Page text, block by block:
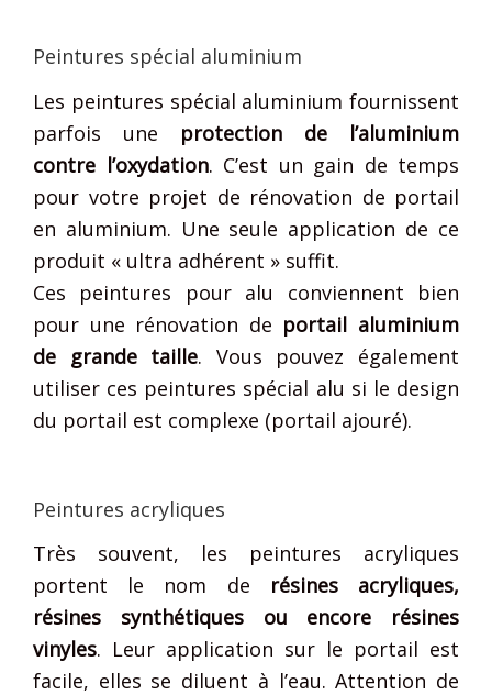
Peintures spécial aluminium
Les peintures spécial aluminium fournissent
parfois une protection de l’aluminium
contre l’oxydation. C’est un gain de temps
pour votre projet de rénovation de portail
en aluminium. Une seule application de ce
produit « ultra adhérent » suffit.
Ces peintures pour alu conviennent bien
pour une rénovation de portail aluminium
de grande taille. Vous pouvez également
utiliser ces peintures spécial alu si le design
du portail est complexe (portail ajouré).
Peintures acryliques
Très souvent, les peintures acryliques
portent le nom de résines acryliques,
résines synthétiques ou encore résines
vinyles. Leur application sur le portail est
facile, elles se diluent à l’eau. Attention de